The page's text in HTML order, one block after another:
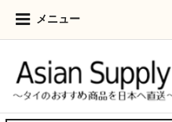
メニュー